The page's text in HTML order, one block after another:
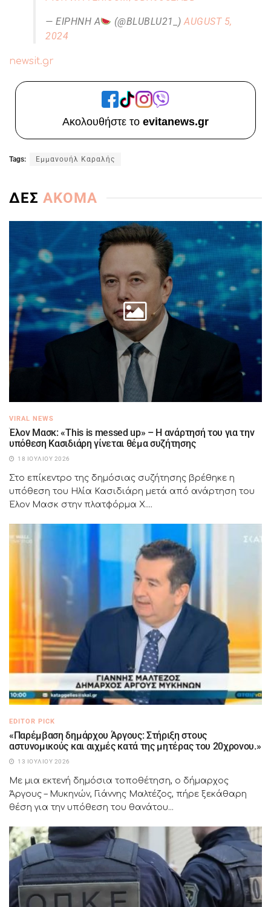
— ΕΙΡΉΝΗ A (@BLUBLU21_)AUGUST 5,
2024
newsit.gr
Ακολουθήστε το evitanews.gr
Tags: Εμμανουήλ Καραλής
ΔΕΣ ΑΚΟΜΑ
VIRAL NEWS
Έλον Μασκ: «This is messed up» – Η ανάρτησή του για την
υπόθεση Κασιδιάρη γίνεται θέμα συζήτησης
18 ΙΟΥΛΊΟΥ 2026
Στο επίκεντρο της δημόσιας συζήτησης βρέθηκε η
υπόθεση του Ηλία Κασιδιάρη μετά από ανάρτηση του
Έλον Μασκ στην πλατφόρμα X....
EDITOR PICK
«Παρέμβαση δημάρχου Άργους: Στήριξη στους
αστυνομικούς και αιχμές κατά της μητέρας του 20χρονου.»
13 ΙΟΥΛΊΟΥ 2026
Με μια εκτενή δημόσια τοποθέτηση, ο δήμαρχος
Άργους – Μυκηνών, Γιάννης Μαλτέζος, πήρε ξεκάθαρη
θέση για την υπόθεση του θανάτου...